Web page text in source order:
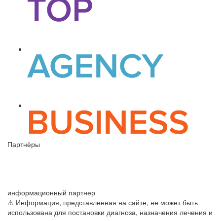
Партнёры
информационный партнер
⚠ Информация, представленная на сайте, не может быть
использована для постановки диагноза, назначения лечения и